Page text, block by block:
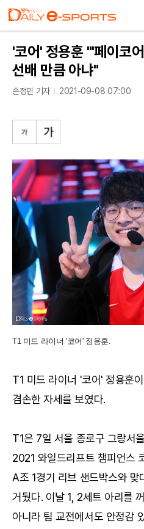
'코어' 정용훈 "'페이코
선배 만큼 아냐"
손정민 기자 2021-09-08 07:00
T1 미드 라이너 '코어' 정용훈.
T1 미드 라이너 '코어' 정용훈
겸손한 자세를 보였다.
T1은 7일 서울 종로구 그랑서
2021 와일드리프트 챔피언스
A조 1경기 리브 샌드박스와
거뒀다. 이날 1, 2세트 아리를
아니라 팀 교전에서도 안정감